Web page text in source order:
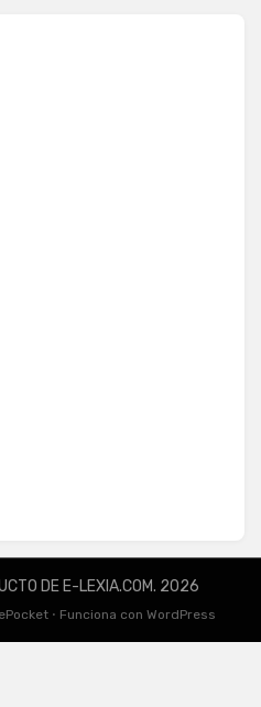
DE E-LEXIA.COM. 2026
⋅ Funciona con WordPress